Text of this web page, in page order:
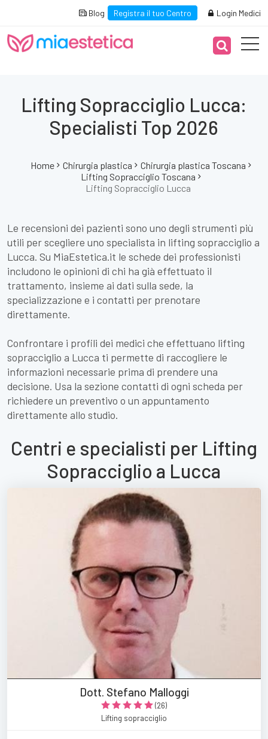
Blog Registra il tuo Centro Login Medici
Lifting Sopracciglio Lucca:
Specialisti Top 2026
Home Chirurgia plastica
Chirurgia plastica Toscana
Lifting Sopracciglio Toscana
Lifting Sopracciglio Lucca
Le recensioni dei pazienti sono uno degli strumenti più
utili per scegliere uno specialista in lifting sopracciglio a
Lucca. Su MiaEstetica.it le schede dei professionisti
includono le opinioni di chi ha già effettuato il
trattamento, insieme ai dati sulla sede, la
specializzazione e i contatti per prenotare
direttamente.
Confrontare i profili dei medici che effettuano lifting
sopracciglio a Lucca ti permette di raccogliere le
informazioni necessarie prima di prendere una
decisione. Usa la sezione contatti di ogni scheda per
richiedere un preventivo o un appuntamento
direttamente allo studio.
Centri e specialisti per Lifting
Sopracciglio a Lucca
Dott. Stefano Malloggi
(26)
Lifting sopracciglio